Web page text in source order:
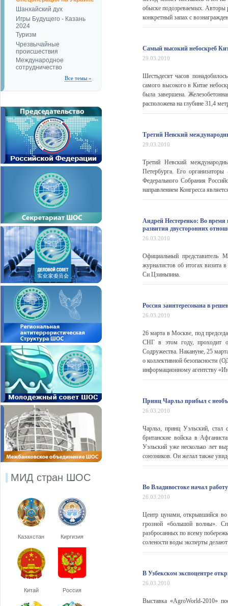
Шанхайский дух
Игры Будущего - Казань
2024
Туризм
Чрезвычайные
происшествия
Международное
сотрудничество
Все темы »
МИД стран ШОС
Казахстан Киргизия
Китай Россия
обыске подозреваемых. Авторы
конкретный запах с
Самый высокий небоскреб
29.03.2010
Шестьдесят часов
самого высокого в Китае
была завершена.
расположена на глубине 31,4
Третий Невский
29.03.2010
Третий Невский
Петербурга. Его
Федерального Собрания
направлением Конгресса
Андрей Нестеренко: Во
развития двусторонних
26.03.2010
Официальный представитель
журналистов об итогах визита
Си Цзиньпина.
Россия заинтересована в
26.03.2010
26 марта в Москве, под
СНГ в этом году, проходит
Содружества. Накануне, 25
о коллективной безопасности
информационному агентству
Принц Чарльз прибыл с
26.03.2010
Чарльз, принц Уэльский, стал
британские войска в
Уэльский уже несколько лет
союзников. Он желал также
Во Владивостоке начал
26.03.2010
Центр цунами, открывшийся во
грозной «большой волны».
разбросанных по всему
солености воды эксперты
В Узбекском экспоцентре
26.03.2010
Выставка «AgroWorld-2010»